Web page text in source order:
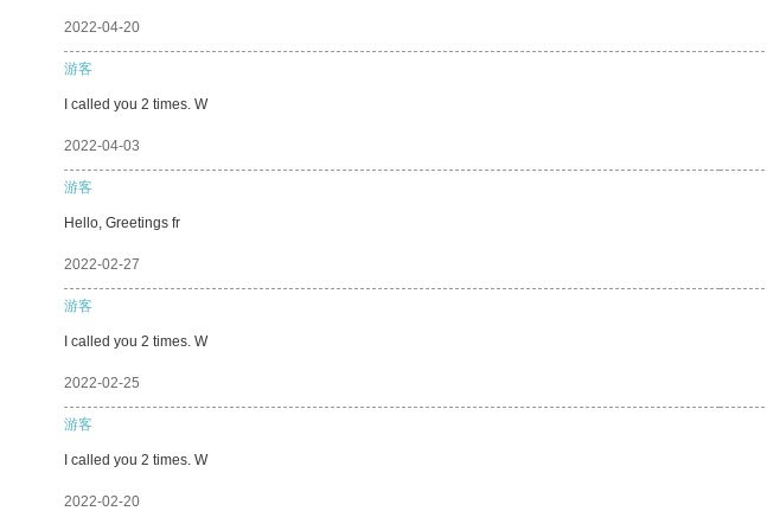
2022-04-20
游客
I called you 2 times. W
2022-04-03
游客
Hello, Greetings fr
2022-02-27
游客
I called you 2 times. W
2022-02-25
游客
I called you 2 times. W
2022-02-20